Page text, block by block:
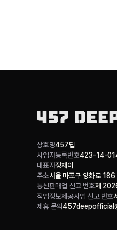
상호명457딥
사업자등록번호423-14-
대표자정재이
주소서울 마포구 양화로 186
통신판매업 신고 번호제
직업정보제공사업 신고 번호
제휴 문의